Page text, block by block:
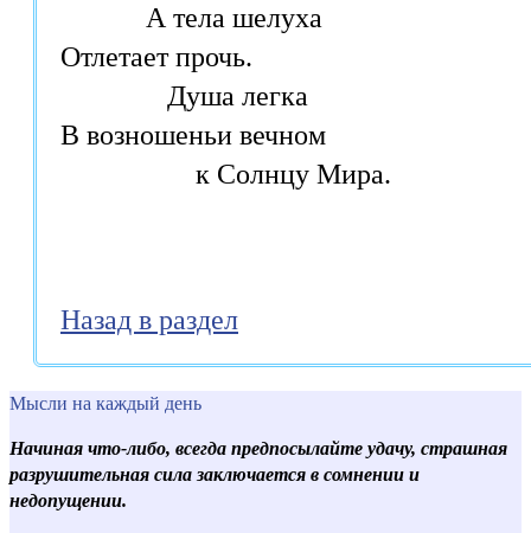
            А тела шелуха
Отлетает прочь.
               Душа легка
В возношеньи вечном
                   к Солнцу Мира.
Назад в раздел
Мысли на каждый день
Начиная что-либо, всегда предпосылайте удачу, страшная
разрушительная сила заключается в сомнении и
недопущении.